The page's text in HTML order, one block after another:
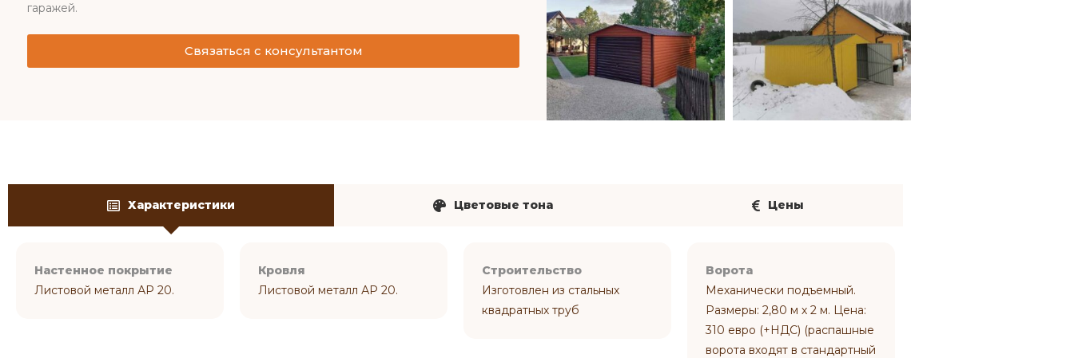
гаражей.
Связаться с консультантом
Характеристики Цветовые тона Цены
Настенное покрытие
Листовой металл АР 20.
Кровля
Листовой металл АР 20.
Строительство
Изготовлен из стальных
квадратных труб
Ворота
Механически подъемный.
Размеры: 2,80 м х 2 м. Цена:
310 евро (+НДС) (распашные
ворота входят в стандартный